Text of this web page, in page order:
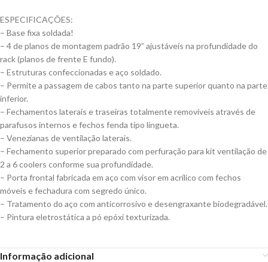
ESPECIFICAÇÕES:
– Base fixa soldada!
– 4 de planos de montagem padrão 19” ajustáveis na profundidade do
rack (planos de frente E fundo).
– Estruturas confeccionadas e aço soldado.
– Permite a passagem de cabos tanto na parte superior quanto na parte
inferior.
– Fechamentos laterais e traseiras totalmente removíveis através de
parafusos internos e fechos fenda tipo lingueta.
– Venezianas de ventilação laterais.
– Fechamento superior preparado com perfuração para kit ventilação de
2 a 6 coolers conforme sua profundidade.
– Porta frontal fabricada em aço com visor em acrílico com fechos
móveis e fechadura com segredo único.
– Tratamento do aço com anticorrosivo e desengraxante biodegradável.
– Pintura eletrostática a pó epóxi texturizada.
Informação adicional